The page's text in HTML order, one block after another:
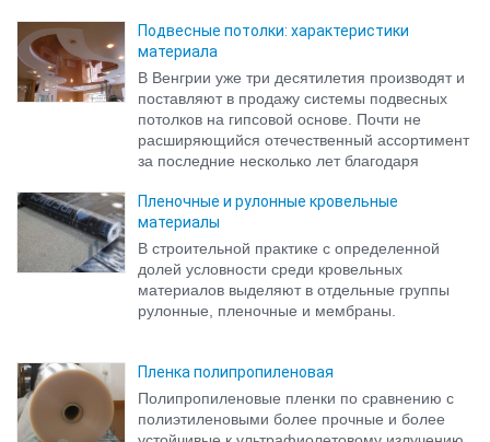
Подвесные потолки: характеристики
материала
В Венгрии уже три десятилетия производят и
поставляют в продажу системы подвесных
потолков на гипсовой основе. Почти не
расширяющийся отечественный ассортимент
за последние несколько лет благодаря
Пленочные и рулонные кровельные
материалы
В строительной практике с определенной
долей условности среди кровельных
материалов выделяют в отдельные группы
рулонные, пленочные и мембраны.
Пленка полипропиленовая
Полипропиленовые пленки по сравнению с
полиэтиленовыми более прочные и более